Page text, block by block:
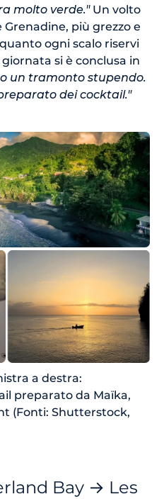
molto verde."Un volto
più grezzo e
ogni scalo riservi
si è conclusa in
un tramonto stupendo.
dei cocktail."
a destra:
preparato da Maïka,
(Fonti: Shutterstock,
Bay → Les